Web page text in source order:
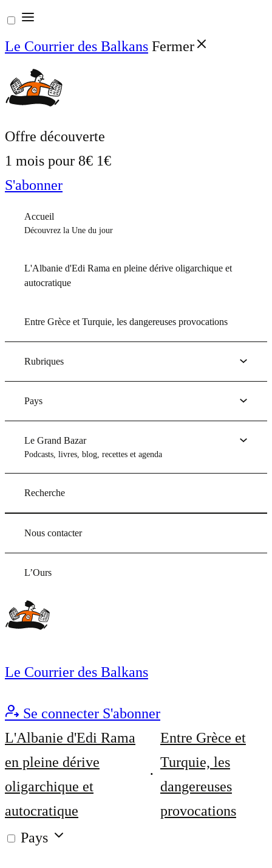
Aller
au
contenu
Le Courrier des Balkans Fermer
Offre découverte
1 mois pour 8€ 1€
S'abonner
Accueil
Découvrez la Une du jour
L'Albanie d'Edi Rama en pleine dérive oligarchique et
autocratique
Entre Grèce et Turquie, les dangereuses provocations
Rubriques
Pays
Le Grand Bazar
Podcasts, livres, blog, recettes et agenda
Recherche
Nous contacter
L’Ours
Le Courrier des Balkans
Se connecter S'abonner
L'Albanie d'Edi Rama
en pleine dérive
oligarchique et
autocratique
Entre Grèce et
Turquie, les
dangereuses
provocations
Pays